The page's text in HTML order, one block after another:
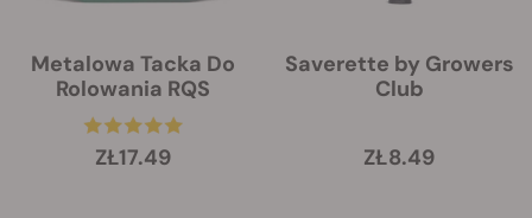
Metalowa Tacka Do
Rolowania RQS
ZŁ17.49
Saverette by Growers
Club
ZŁ8.49